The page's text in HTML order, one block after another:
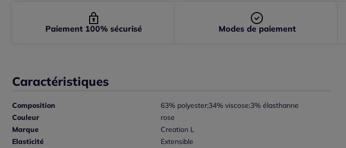
Caractéristiques
Composition
63% polyester;34% viscose;3% élasthanne
Couleur
rose
Marque
Creation L
Elasticité
Extensible
Paiement 100% sécurisé Modes de paiement